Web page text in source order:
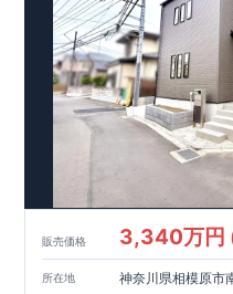
もって対応いたします。
​​↓↓クリックで詳細ご紹
◆長期優良住宅【済】◆
当物件は国から定められた
宅！
住宅ローンの金利優遇、税
的メリットが大きいのも魅力
東栄住宅はパワービルダーで
​◆耐震＋制震。東栄セーフテ
大きな揺れから家を守るだ
建築基準法に定められた、「
販売価格 3,340万円
所在地 神奈川県相模原市